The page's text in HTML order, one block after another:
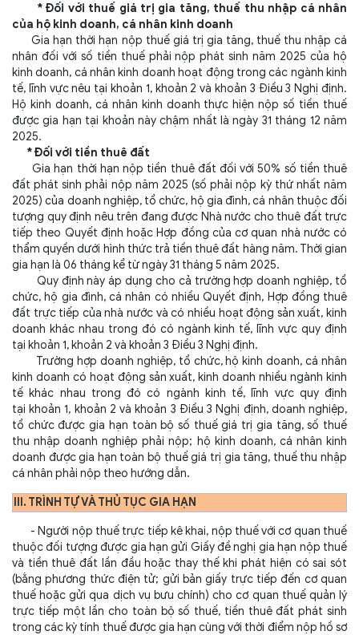
* Đối với thuế giá trị gia tăng, thuế thu nhập cá nhân
của hộ kinh doanh, cá nhân kinh doanh
Gia hạn thời hạn nộp thuế giá trị gia tăng, thuế thu nhập cá
nhân đối với số tiền thuế phải nộp phát sinh năm 2025 của hộ
kinh doanh, cá nhân kinh doanh hoạt động trong các ngành kinh
tế, lĩnh vực nêu tại khoản 1, khoản 2 và khoản 3 Điều 3 Nghị định.
Hộ kinh doanh, cá nhân kinh doanh thực hiện nộp số tiền thuế
được gia hạn tại khoản này chậm nhất là ngày 31 tháng 12 năm
2025.
* Đối với tiền thuê đất
Gia hạn thời hạn nộp tiền thuê đất đối với 50% số tiền thuê
đất phát sinh phải nộp năm 2025 (số phải nộp kỳ thứ nhất năm
2025) của doanh nghiệp, tổ chức, hộ gia đình, cá nhân thuộc đối
tượng quy định nêu trên đang được Nhà nước cho thuê đất trực
tiếp theo Quyết định hoặc Hợp đồng của cơ quan nhà nước có
thẩm quyền dưới hình thức trả tiền thuê đất hàng năm. Thời gian
gia hạn là 06 tháng kể từ ngày 31 tháng 5 năm 2025.
Quy định này áp dụng cho cả trường hợp doanh nghiệp, tổ
chức, hộ gia đình, cá nhân có nhiều Quyết định, Hợp đồng thuê
đất trực tiếp của nhà nước và có nhiều hoạt động sản xuất, kinh
doanh khác nhau trong đó có ngành kinh tế, lĩnh vực quy định
tại khoản 1, khoản 2 và khoản 3 Điều 3 Nghị định.
Trường hợp doanh nghiệp, tổ chức, hộ kinh doanh, cá nhân
kinh doanh có hoạt động sản xuất, kinh doanh nhiều ngành kinh
tế khác nhau trong đó có ngành kinh tế, lĩnh vực quy định
tại khoản 1, khoản 2 và khoản 3 Điều 3 Nghị định, doanh nghiệp,
tổ chức được gia hạn toàn bộ số thuế giá trị gia tăng, số thuế
thu nhập doanh nghiệp phải nộp; hộ kinh doanh, cá nhân kinh
doanh được gia hạn toàn bộ thuế giá trị gia tăng, thuế thu nhập
cá nhân phải nộp theo hướng dẫn.
III. TRÌNH TỰ VÀ THỦ TỤC GIA HẠN
- Người nộp thuế trực tiếp kê khai, nộp thuế với cơ quan thuế
thuộc đối tượng được gia hạn gửi Giấy đề nghị gia hạn nộp thuế
và tiền thuê đất lần đầu hoặc thay thế khi phát hiện có sai sót
(bằng phương thức điện tử; gửi bản giấy trực tiếp đến cơ quan
thuế hoặc gửi qua dịch vụ bưu chính) cho cơ quan thuế quản lý
trực tiếp một lần cho toàn bộ số thuế, tiền thuê đất phát sinh
trong các kỳ tính thuế được gia hạn cùng với thời điểm nộp hồ sơ